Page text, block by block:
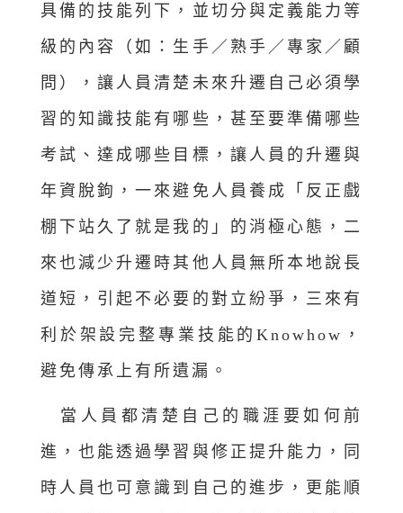
具備的技能列下，並切分與定義能力等
級的內容（如：生手／熟手／專家／顧
問），讓人員清楚未來升遷自己必須學
習的知識技能有哪些，甚至要準備哪些
考試、達成哪些目標，讓人員的升遷與
年資脫鉤，一來避免人員養成「反正戲
棚下站久了就是我的」的消極心態，二
來也減少升遷時其他人員無所本地說長
道短，引起不必要的對立紛爭，三來有
利於架設完整專業技能的Knowhow，
避免傳承上有所遺漏。
當人員都清楚自己的職涯要如何前
進，也能透過學習與修正提升能力，同
時人員也可意識到自己的進步，更能順